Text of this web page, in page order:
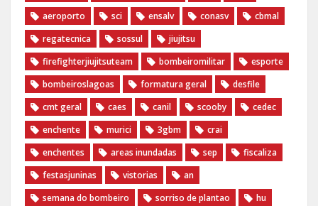
aeroporto
sci ensalv conasv
cbmal
regatecnica
sossul
jiujitsu
firefighterjiujitsuteam
bombeiromilitar
esporte
bombeiroslagoas
formatura geral
desfile
cmt geral
caes canil scooby
cedec
enchente
murici 3gbm
crai
enchentes
areas inundadas sep
fiscaliza
festasjuninas
vistorias
an
semana do bombeiro
sorriso de plantao
hu